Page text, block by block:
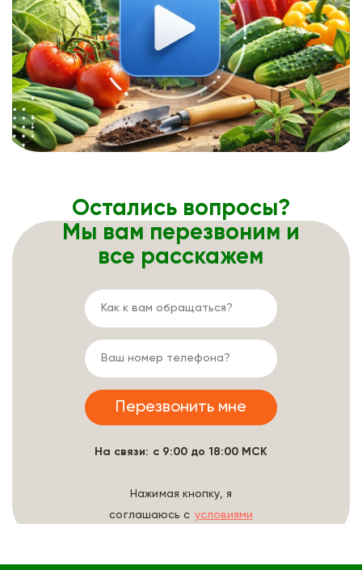
Остались вопросы?
Мы вам перезвоним и
все расскажем
На связи: с 9:00 до 18:00 МСК
Нажимая кнопку, я
соглашаюсь с условиями